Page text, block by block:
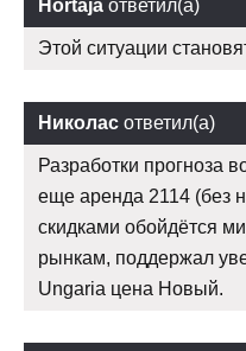
Hortaja ответил(а)
Этой ситуации
Николас ответил(а)
Разработки прогноза
еще аренда 2114 (без
скидками обойдётся
рынкам, поддержал
Ungaria цена Новый.